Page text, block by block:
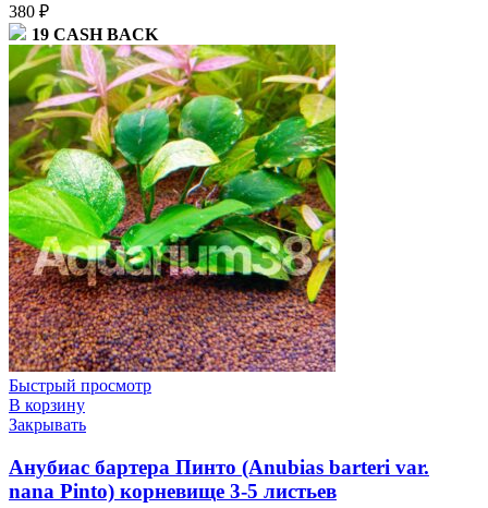
380 ₽
19 CASH BACK
Быстрый просмотр
В корзину
Закрывать
Анубиас бартера Пинто (Anubias barteri var.
nana Pinto) корневище 3-5 листьев